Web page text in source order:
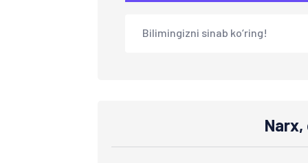
Bilimingizni sinab ko‘ring!